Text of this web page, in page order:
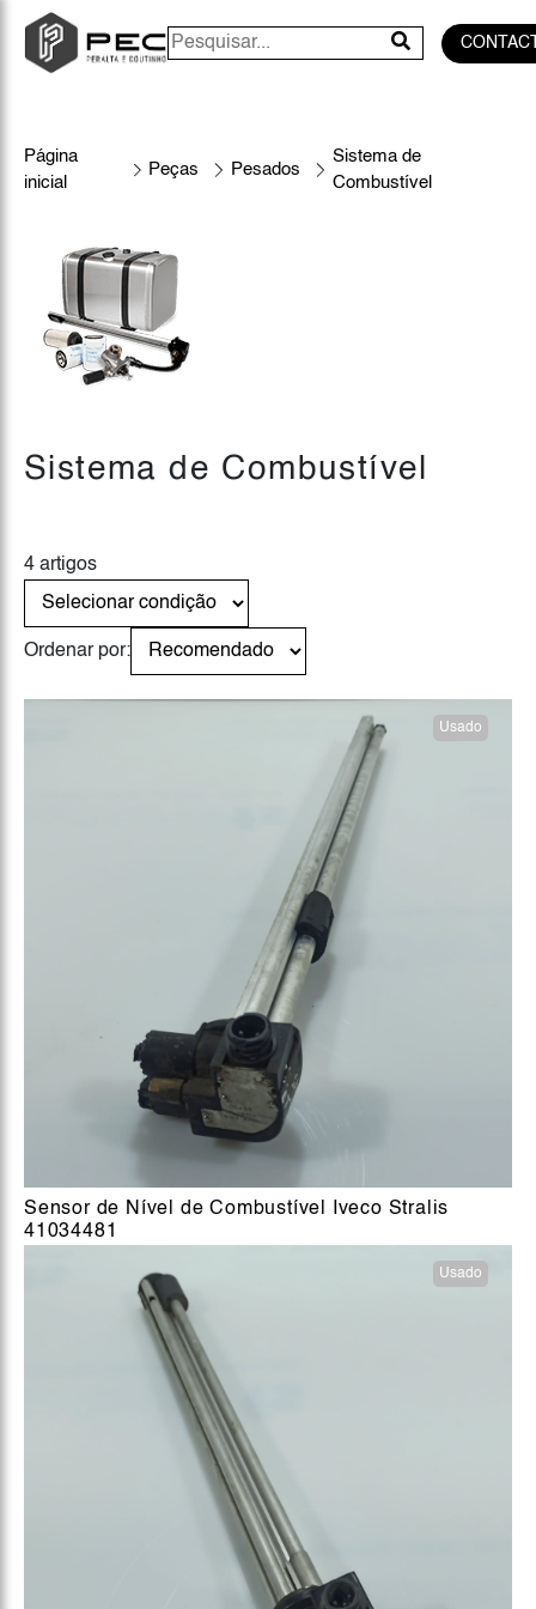
Página
inicial
Peças Pesados
Sistema de
Combustível
Sistema de Combustível
4 artigos
Ordenar por:
Usado
Sensor de Nível de Combustível Iveco Stralis
41034481
Usado